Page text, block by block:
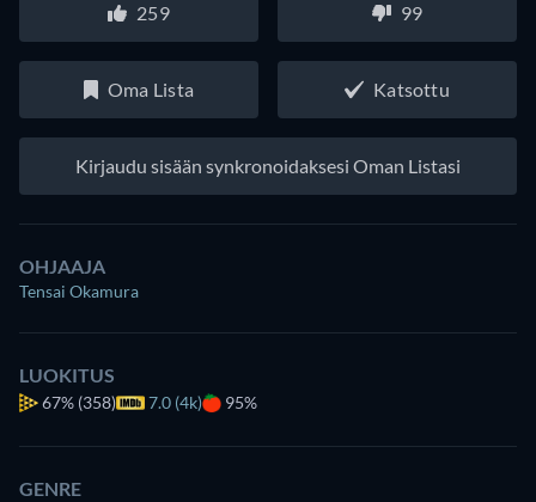
259 99
Oma Lista Katsottu
Kirjaudu sisään synkronoidaksesi Oman Listasi
OHJAAJA
Tensai Okamura
LUOKITUS
67% (358) 7.0 (4k) 95%
GENRE